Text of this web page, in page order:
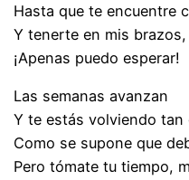
Hasta que te encuentre
Y tenerte en mis brazos,
¡Apenas puedo esperar!
Las semanas avanzan
Y te estás volviendo tan
Como se supone que
Pero tómate tu tiempo,